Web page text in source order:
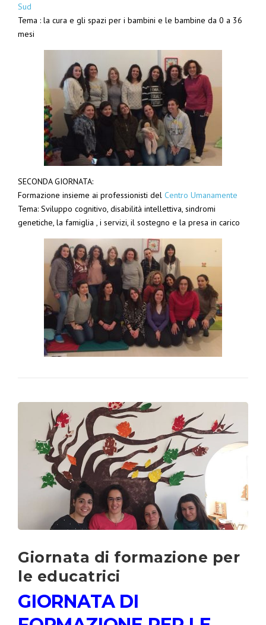
Sud
Tema : la cura e gli spazi per i bambini e le bambine da 0 a 36
mesi
SECONDA GIORNATA:
Formazione insieme ai professionisti del Centro Umanamente
Tema: Sviluppo cognitivo, disabilità intellettiva, sindromi
genetiche, la famiglia , i servizi, il sostegno e la presa in carico
Giornata di formazione per
le educatrici
GIORNATA DI